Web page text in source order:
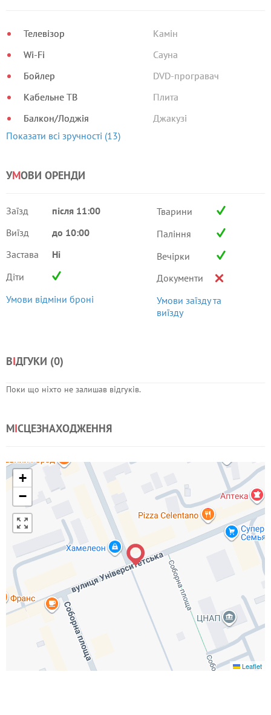
Телевізор
Wi-Fi
Бойлер
Кабельне ТВ
Балкон/Лоджія
Камін
Сауна
DVD-програвач
Плита
Джакузі
Показати всі зручності (13)
УМОВИ ОРЕНДИ
Заїзд
після 11:00
Виїзд
до 10:00
Застава
Ні
Діти
Умови відміни броні
Тварини
Паління
Вечірки
Документи
Умови заїзду та
виїзду
ВІДГУКИ (0)
Поки що ніхто не залишав відгуків.
МІСЦЕЗНАХОДЖЕННЯ
+
−
Leaflet